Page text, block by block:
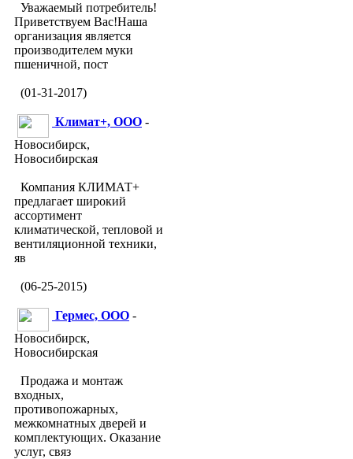
Уважаемый потребитель!
Приветствуем Вас!Наша
организация является
производителем муки
пшеничной, пост
(01-31-2017)
Климат+, ООО -
Новосибирск,
Новосибирская
Компания КЛИМАТ+
предлагает широкий
ассортимент
климатической, тепловой и
вентиляционной техники,
яв
(06-25-2015)
Гермес, ООО -
Новосибирск,
Новосибирская
Продажа и монтаж
входных,
противопожарных,
межкомнатных дверей и
комплектующих. Оказание
услуг, связ